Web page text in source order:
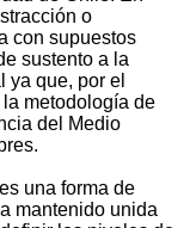
o
con supuestos
sustento a la
ya que, por el
metodología de
del Medio
una forma de
mantenido unida